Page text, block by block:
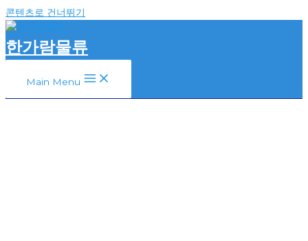
콘텐츠로 건너뛰기
한가람물류
Main Menu